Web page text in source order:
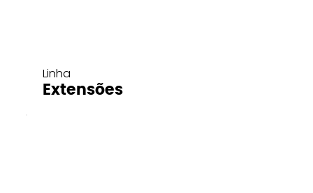
Linha
Extensões